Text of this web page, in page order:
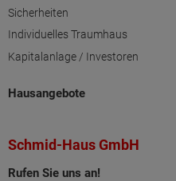
Sicherheiten
Individuelles Traumhaus
Kapitalanlage / Investoren
Hausangebote
Schmid-Haus GmbH
Rufen Sie uns an!